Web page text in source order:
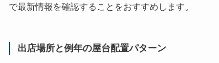
で最新情報を確認することをおすすめします。
出店場所と例年の屋台配置パターン